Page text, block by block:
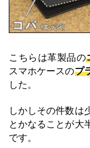
こちらは革製品の
スマホケースのプ
した。
しかしその件数は
とかなることが大
です。